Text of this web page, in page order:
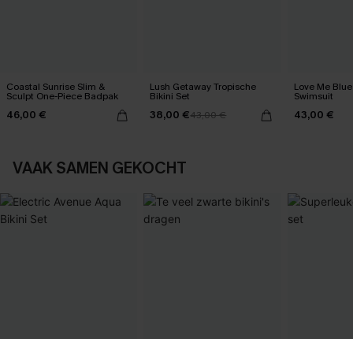
Coastal Sunrise Slim &
Sculpt One-Piece Badpak
46,00 €
Lush Getaway Tropische
Bikini Set
38,00 €43,00 €
Love Me
Swimsuit
43,00 €
VAAK SAMEN GEKOCHT